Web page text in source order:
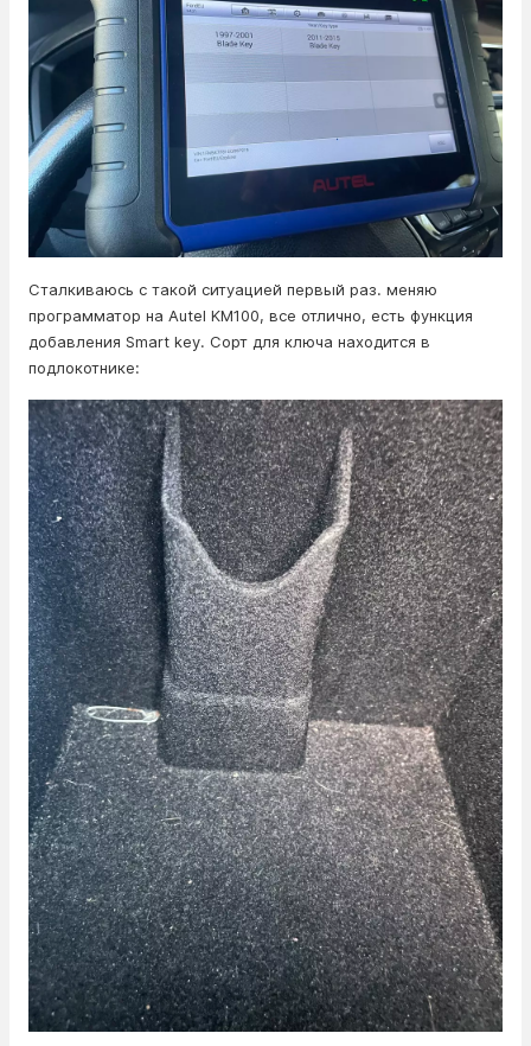
Сталкиваюсь с такой ситуацией первый раз. меняю
программатор на Autel KM100, все отлично, есть функция
добавления Smart key. Сорт для ключа находится в
подлокотнике: